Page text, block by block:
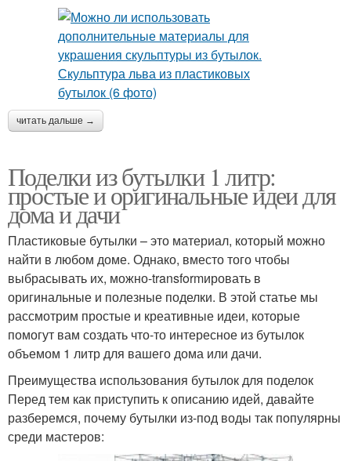
читать дальше →
Поделки из бутылки 1 литр:
простые и оригинальные идеи для
дома и дачи
Пластиковые бутылки – это материал, который можно
найти в любом доме. Однако, вместо того чтобы
выбрасывать их, можно-transformировать в
оригинальные и полезные поделки. В этой статье мы
рассмотрим простые и креативные идеи, которые
помогут вам создать что-то интересное из бутылок
объемом 1 литр для вашего дома или дачи.
Преимущества использования бутылок для поделок
Перед тем как приступить к описанию идей, давайте
разберемся, почему бутылки из-под воды так популярны
среди мастеров: